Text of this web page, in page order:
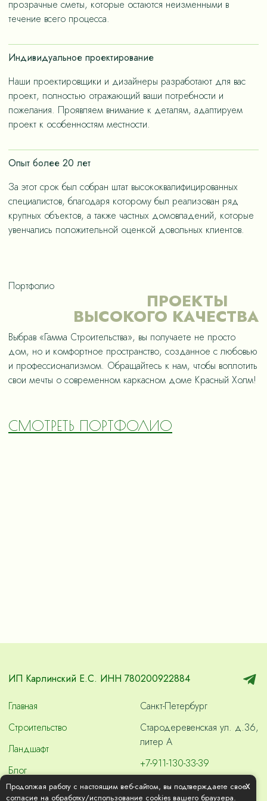
прозрачные сметы, которые остаются неизменными в
течение всего процесса.
Индивидуальное проектирование
Наши проектировщики и дизайнеры разработают для вас
проект, полностью отражающий ваши потребности и
пожелания. Проявляем внимание к деталям, адаптируем
проект к особенностям местности.
Опыт более 20 лет
За этот срок был собран штат высококвалифицированных
специалистов, благодаря которому был реализован ряд
крупных объектов, а также частных домовладений, которые
увенчались положительной оценкой довольных клиентов.
Портфолио
ПРОЕКТЫ
ВЫСОКОГО КАЧЕСТВА
Выбрав «Гамма Строительства», вы получаете не просто
дом, но и комфортное пространство, созданное с любовью
и профессионализмом. Обращайтесь к нам, чтобы воплотить
свои мечты о современном каркасном доме Красный Холм!
СМОТРЕТЬ ПОРТФОЛИО
ИП Карлинский Е.С. ИНН 780200922884
Главная
Строительство
Ландшафт
Блог
Контакты
Санкт-Петербург
Стародеревенская ул. д.36,
литер А
+7-911-130-33-39
skvashdom2000@gmail.com
Продолжая работу с настоящим веб-сайтом, вы подтверждаете свое
согласие на обработку/использование cookies вашего браузера.
x